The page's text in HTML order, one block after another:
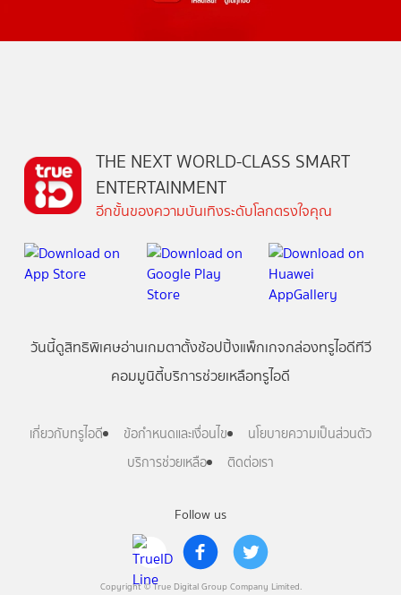
Follow us
Copyright © True Digital Group Company Limited.
THE NEXT WORLD-CLASS SMART
ENTERTAINMENT
อีกขั้นของความบันเทิงระดับโลกตรงใจคุณ
วันนี้ดูสิทธิพิเศษอ่านเกมตาตั้งช้อปปิ้งแพ็กเกจกล่องทรูไอดีทีวี
คอมมูนิตี้บริการช่วยเหลือทรูไอดี
เกี่ยวกับทรูไอดี ข้อกำหนดและเงื่อนไข
นโยบายความเป็นส่วนตัว
บริการช่วยเหลือ
ติดต่อเรา